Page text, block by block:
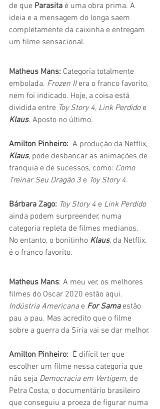
de que Parasita é uma obra prima. A
ideia e a mensagem do longa saem
completamente da caixinha e entregam
um filme sensacional.
Matheus Mans: Categoria totalmente
embolada. Frozen II era o franco favorito,
nem foi indicado. Hoje, a coisa está
dividida entre Toy Story 4, Link Perdido e
Klaus. Aposto no último.
Amilton Pinheiro: A produção da Netflix,
Klaus, pode desbancar as animações de
franquia e de sucessos, como: Como
Treinar Seu Dragão 3 e Toy Story 4.
Bárbara Zago: Toy Story 4 e Link Perdido
ainda podem surpreender, numa
categoria repleta de filmes medianos.
No entanto, o bonitinho Klaus, da Netflix,
é o franco favorito.
Matheus Mans: A meu ver, os melhores
filmes do Oscar 2020 estão aqui.
Indústria Americana e For Sama estão
pau a pau. Mas acredito que o filme
sobre a guerra da Síria vai se dar melhor.
Amilton Pinheiro:
  É difícil ter que
escolher um filme nessa categoria que
não seja Democracia em Vertigem, de
Petra Costa, o documentário brasileiro
que conseguiu a proeza de figurar numa